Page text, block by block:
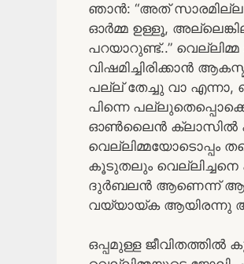
ഞാൻ: “അത്
ഓർമ്മ ഉള്ളൂ,
പറയാറുണ്ട്..”
വിഷമിച്ചിരിക്കാൻ
പല്ല് തേച്ചു വാ എന്നാ,
പിന്നെ
ഓൺലൈൻ ക്ലാസിൽ
വെല്ലിമ്മയോടൊപ്പം
കൂടുതലും വെല്ലിച്ചനെ
ദുർബലൻ ആണെന്ന് ആ
വയ്യായ്ക ആയിരന്നു
ഒപ്പമുള്ള